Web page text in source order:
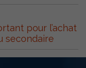
pour l’achat
secondaire